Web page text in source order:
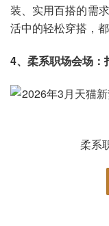
装、实用百搭的需
活中的轻松穿搭，
4、柔系职场会场：
柔系